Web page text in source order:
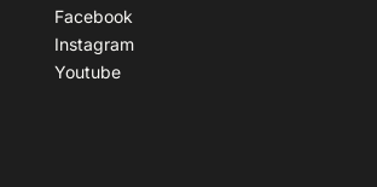
Facebook
Instagram
Youtube